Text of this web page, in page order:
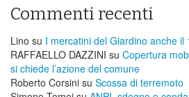
Commenti recenti
Lino su I mercatini del Giardino anche il
RAFFAELLO DAZZINI su ​Copertura
si chiede l’azione del comune
Roberto Corsini su Scossa di terremoto